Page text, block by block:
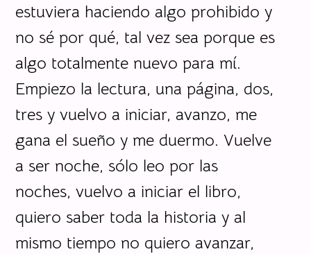
estuviera haciendo algo prohibido y
no sé por qué, tal vez sea porque es
algo totalmente nuevo para mí.
Empiezo la lectura, una página, dos,
tres y vuelvo a iniciar, avanzo, me
gana el sueño y me duermo. Vuelve
a ser noche, sólo leo por las
noches, vuelvo a iniciar el libro,
quiero saber toda la historia y al
mismo tiempo no quiero avanzar,